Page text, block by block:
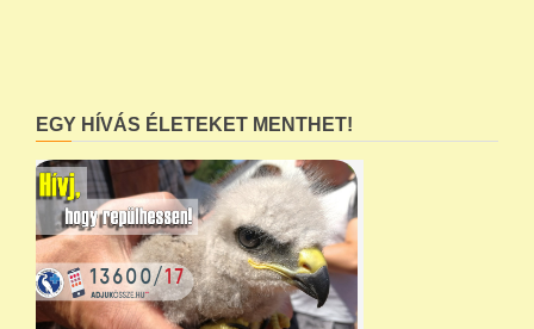
EGY HÍVÁS ÉLETEKET MENTHET!